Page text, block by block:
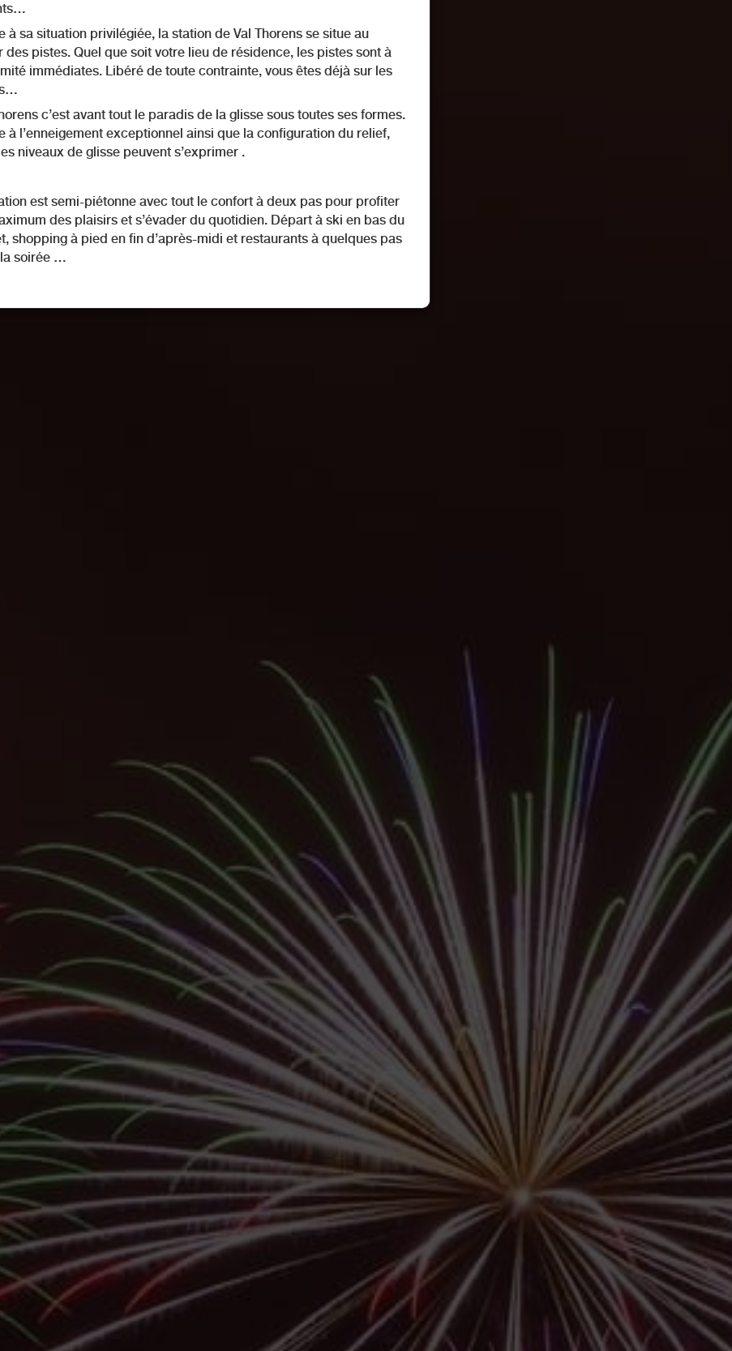
à sa situation privilégiée, la station de Val Thorens se situe au
des pistes. Quel que soit votre lieu de résidence, les pistes sont à
immédiates. Libéré de toute contrainte, vous êtes déjà sur les
c’est avant tout le paradis de la glisse sous toutes ses formes.
à l’enneigement exceptionnel ainsi que la configuration du relief,
niveaux de glisse peuvent s’exprimer .
est semi-piétonne avec tout le confort à deux pas pour profiter
des plaisirs et s’évader du quotidien. Départ à ski en bas du
shopping à pied en fin d’après-midi et restaurants à quelques pas
soirée …